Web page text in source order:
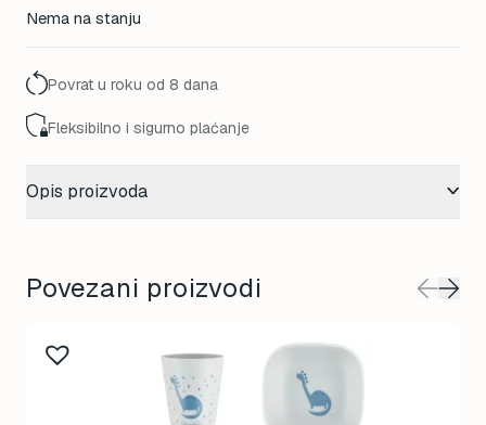
Nema na stanju
Povrat u roku od 8 dana
Fleksibilno i sigurno plaćanje
Opis proizvoda
Povezani proizvodi